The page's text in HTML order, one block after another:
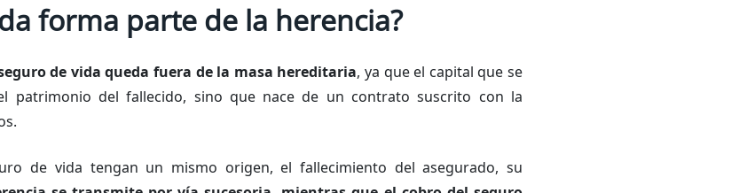
forma parte de la herencia?
de vida queda fuera de la masa hereditaria, ya que el capital que se
patrimonio del fallecido, sino que nace de un contrato suscrito con la
de vida tengan un mismo origen, el fallecimiento del asegurado, su